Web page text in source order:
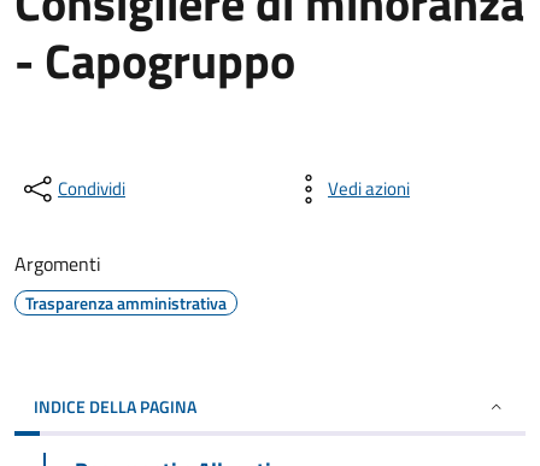
- Capogruppo
Condividi Vedi azioni
Argomenti
Trasparenza amministrativa
INDICE DELLA PAGINA